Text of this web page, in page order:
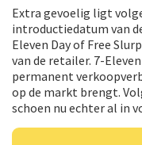
Extra gevoelig ligt
introductiedatum van
Eleven Day of Free
van de retailer. 7-
permanent
op de markt brengt.
schoen nu echter al in